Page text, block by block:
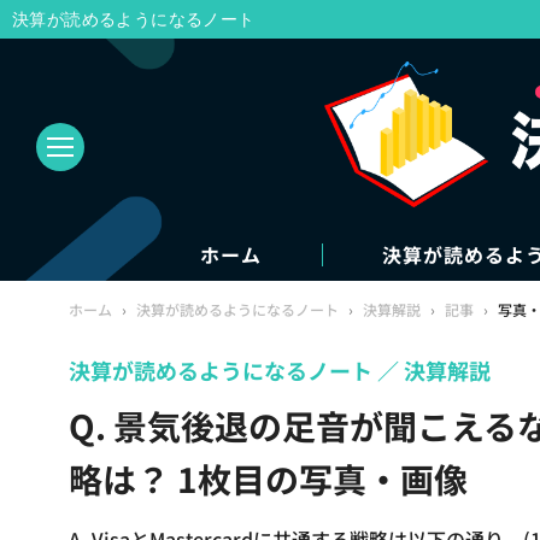
ホーム 決算が読めるよ
ホーム › 決算が読めるようになるノート › 決算解説 › 記事 › 写真
Q. 景気後退の足音が聞こえ
略は？ 1枚目の写真・画像
決算が読めるようになるノート 決算解説
決算が読めるようになるノート